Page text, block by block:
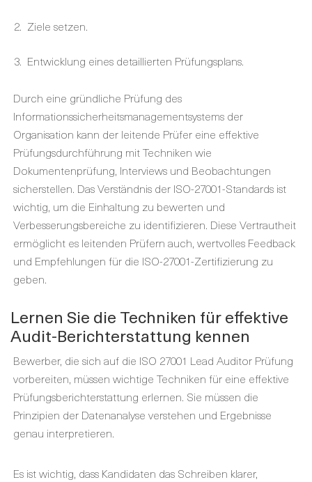
Ziele setzen.
Entwicklung eines detaillierten Prüfungsplans.
Durch eine gründliche Prüfung des
Informationssicherheitsmanagementsystems der
Organisation kann der leitende Prüfer eine effektive
Prüfungsdurchführung mit Techniken wie
Dokumentenprüfung, Interviews und Beobachtungen
sicherstellen. Das Verständnis der ISO-27001-Standards ist
wichtig, um die Einhaltung zu bewerten und
Verbesserungsbereiche zu identifizieren. Diese Vertrautheit
ermöglicht es leitenden Prüfern auch, wertvolles Feedback
und Empfehlungen für die ISO-27001-Zertifizierung zu
geben.
Lernen Sie die Techniken für effektive
Audit-Berichterstattung kennen
Bewerber, die sich auf die ISO 27001 Lead Auditor Prüfung
vorbereiten, müssen wichtige Techniken für eine effektive
Prüfungsberichterstattung erlernen. Sie müssen die
Prinzipien der Datenanalyse verstehen und Ergebnisse
genau interpretieren.
Es ist wichtig, dass Kandidaten das Schreiben klarer,